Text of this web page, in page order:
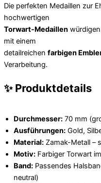
Die perfekten Medaillen zur
hochwertigen
Torwart-Medaillen
mit einem
detailreichen farbigen
Verarbeitung.
✨ Produktdetails
Durchmesser: 70 mm
Ausführungen: Gold,
Material: Zamak-Metall –
Motiv: Farbiger Torwart
Band: Passendes
neutral)